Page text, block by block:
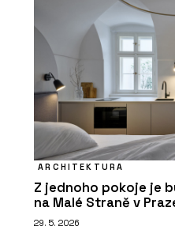
ARCHITEKTURA
Z jednoho pokoje je
na Malé Straně v
29. 5. 2026